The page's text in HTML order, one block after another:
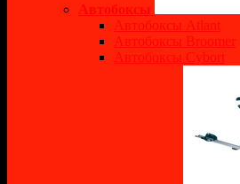
Автобоксы
Автобоксы Atlant
Автобоксы Broomer
Автобоксы Cybort